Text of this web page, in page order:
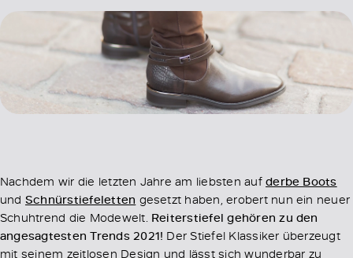
Nachdem wir die letzten Jahre am liebsten aufderbe Boots
und Schnürstiefeletten gesetzt haben, erobert nun ein neuer
Schuhtrend die Modewelt. Reiterstiefel gehören zu den
angesagtesten Trends 2021! Der Stiefel Klassiker überzeugt
mit seinem zeitlosen Design und lässt sich wunderbar zu